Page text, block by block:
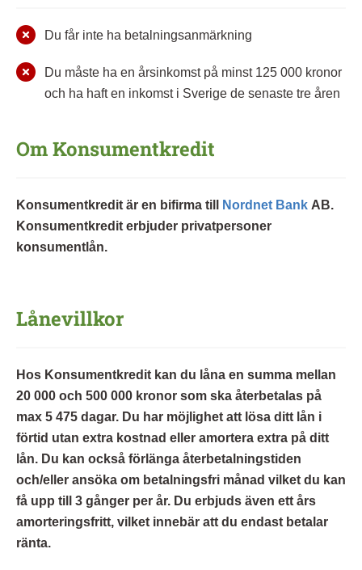
Du får inte ha betalningsanmärkning
Du måste ha en årsinkomst på minst 125 000 kronor
och ha haft en inkomst i Sverige de senaste tre åren
Om Konsumentkredit
Konsumentkredit är en bifirma till Nordnet Bank AB.
Konsumentkredit erbjuder privatpersoner
konsumentlån.
Lånevillkor
Hos Konsumentkredit kan du låna en summa mellan
20 000 och 500 000 kronor som ska återbetalas på
max 5 475 dagar. Du har möjlighet att lösa ditt lån i
förtid utan extra kostnad eller amortera extra på ditt
lån. Du kan också förlänga återbetalningstiden
och/eller ansöka om betalningsfri månad vilket du kan
få upp till 3 gånger per år. Du erbjuds även ett års
amorteringsfritt, vilket innebär att du endast betalar
ränta.